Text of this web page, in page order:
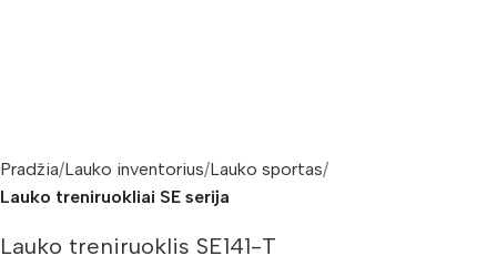
Pradžia Lauko inventorius Lauko sportas
Lauko treniruokliai SE serija
Lauko treniruoklis SE141-T